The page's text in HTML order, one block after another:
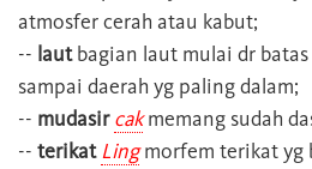
atmosfer cerah atau kabut;
-- lautbagian laut mulai dr
sampai daerah yg paling dalam;
-- mudasir cakmemang sudah
-- terikat Lingmorfem terikat yg